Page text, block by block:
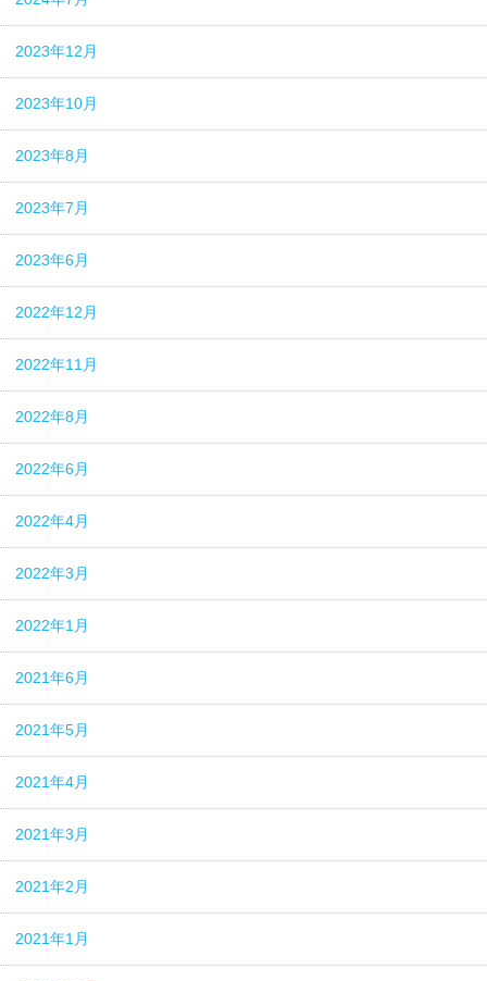
2023年12月
2023年10月
2023年8月
2023年7月
2023年6月
2022年12月
2022年11月
2022年8月
2022年6月
2022年4月
2022年3月
2022年1月
2021年6月
2021年5月
2021年4月
2021年3月
2021年2月
2021年1月